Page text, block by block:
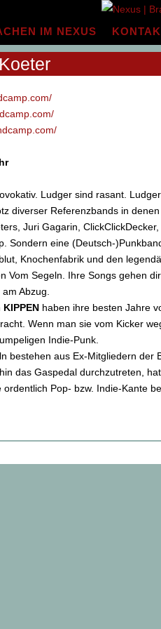
IM NEXUS
Ludger sind rasant.
diverser Referenzbands in
Juri Gagarin,
Sondern eine (Deutsch-
Knochenfabrik und den
Vom Segeln. Ihre Songs gehen
Abzug.
KIPPEN haben ihre besten Jahre
Wenn man sie vom Kicker
Indie-Punk.
bestehen aus Ex-Mitgliedern der
das Gaspedal durchzutreten,
ordentlich Pop- bzw. Indie-Kante